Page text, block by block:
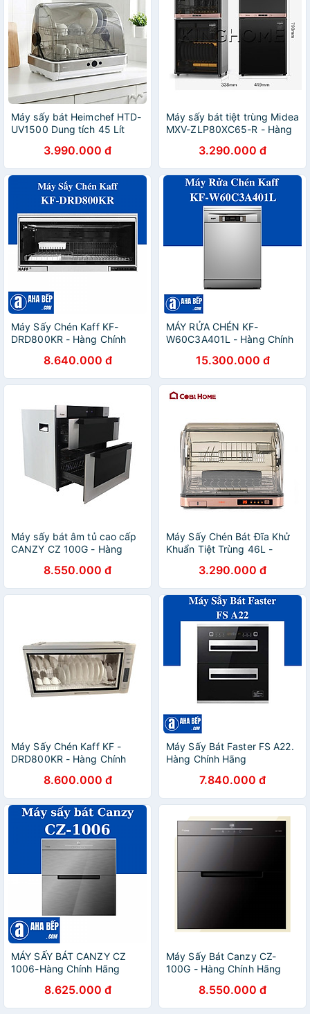
Máy sấy bát Heimchef HTD-
UV1500 Dung tích 45 Lít
3.990.000 đ
Máy sấy bát tiệt trùng Midea
MXV-ZLP80XC65-R - Hàng
3.290.000 đ
Máy Sấy Chén Kaff KF-
DRD800KR - Hàng Chính
8.640.000 đ
MÁY RỬA CHÉN KF-
W60C3A401L - Hàng Chính
15.300.000 đ
Máy sấy bát âm tủ cao cấp
CANZY CZ 100G - Hàng
8.550.000 đ
Máy Sấy Chén Bát Đĩa Khử
Khuẩn Tiệt Trùng 46L -
3.290.000 đ
Máy Sấy Chén Kaff KF -
DRD800KR - Hàng Chính
8.600.000 đ
Máy Sấy Bát Faster FS A22.
Hàng Chính Hãng
7.840.000 đ
MÁY SẤY BÁT CANZY CZ
1006-Hàng Chính Hãng
8.625.000 đ
Máy Sấy Bát Canzy CZ-
100G - Hàng Chính Hãng
8.550.000 đ